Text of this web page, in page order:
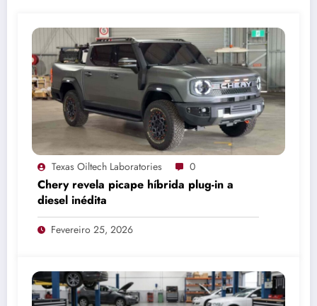
Texas Oiltech Laboratories 0
Chery revela picape híbrida plug-in a
diesel inédita
Fevereiro 25, 2026